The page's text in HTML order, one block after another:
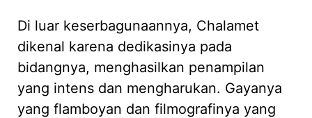
Di luar keserbagunaannya, Chalamet
dikenal karena dedikasinya pada
bidangnya, menghasilkan penampilan
yang intens dan mengharukan. Gayanya
yang flamboyan dan filmografinya yang